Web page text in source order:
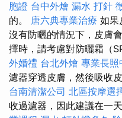
胞證 台中外燴 漏水 打針
的。 唐六典專業治療 如果
沒有防曬的情況下，皮膚
擇時，請考慮對防曬霜（
外婚禮 台北外燴 專業長照
濾器穿透皮膚，然後吸收
台南清潔公司 北區按摩選
收過濾器，因此建議在一